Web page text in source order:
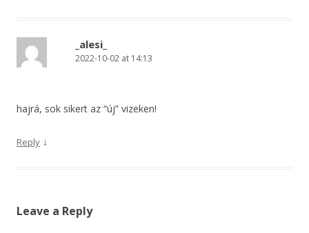
_alesi_
2022-10-02 at 14:13
hajrá, sok sikert az “új” vizeken!
Reply ↓
Leave a Reply